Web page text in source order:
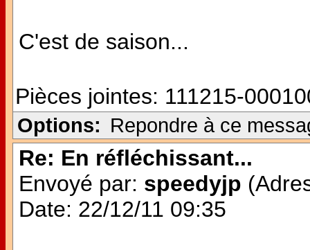
C'est de saison...
Pièces jointes: 111215-
Options: Repondre à ce
Re: En réfléchissant...
Envoyé par: speedyjp
Date: 22/12/11 09:35